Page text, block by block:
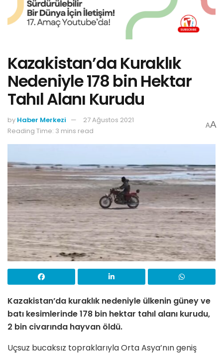
Kazakistan’da Kuraklık
Nedeniyle 178 bin Hektar
Tahıl Alanı Kurudu
by Haber Merkezi
27 Ağustos 2021
Reading Time: 3 mins read
AA
Kazakistan’da kuraklık nedeniyle ülkenin güney ve
batı kesimlerinde 178 bin hektar tahıl alanı kurudu,
2 bin civarında hayvan öldü.
Uçsuz bucaksız topraklarıyla Orta Asya’nın geniş